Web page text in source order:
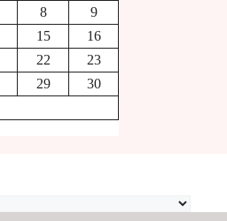
8
9
15
16
22
23
29
30